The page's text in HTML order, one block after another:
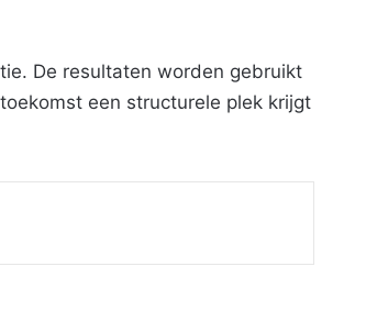
De resultaten worden gebruikt
een structurele plek krijgt